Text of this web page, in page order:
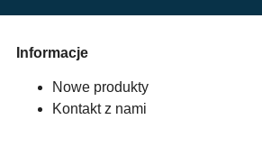
Informacje
Nowe produkty
Kontakt z nami